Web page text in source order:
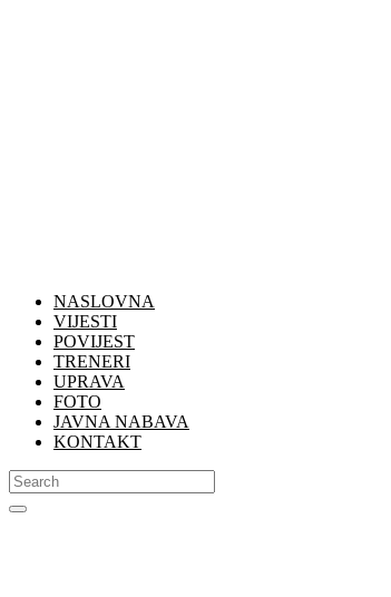
NASLOVNA
VIJESTI
POVIJEST
TRENERI
UPRAVA
FOTO
JAVNA NABAVA
KONTAKT